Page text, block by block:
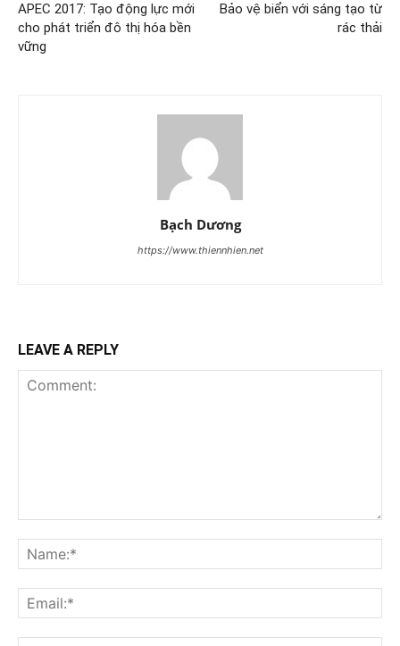
APEC 2017: Tạo động lực mới
cho phát triển đô thị hóa bền
vững
Bảo vệ biển với sáng tạo từ
rác thải
Bạch Dương
https://www.thiennhien.net
LEAVE A REPLY